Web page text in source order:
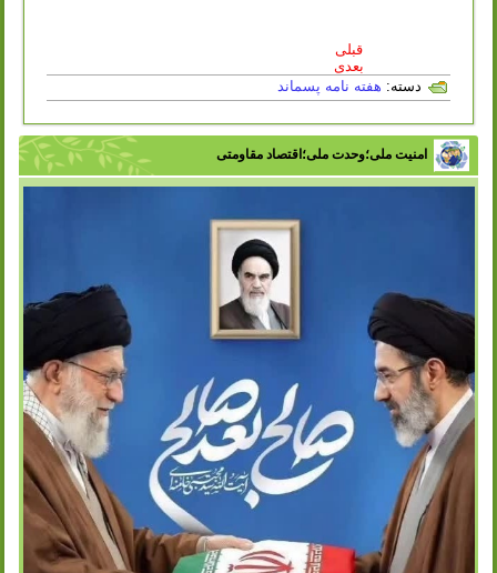
قبلی
بعدی
دسته: هفته نامه پسماند
امنیت ملی؛وحدت ملی؛اقتصاد مقاومتی